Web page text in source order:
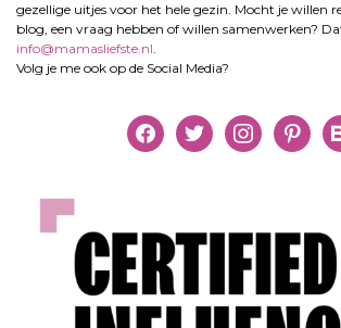
gezellige uitjes voor het hele gezin. Mocht je willen
blog, een vraag hebben of willen samenwerken?
info@mamasliefste.nl.
Volg je me ook op de Social Media?
facebooktwitter instagrampinterest